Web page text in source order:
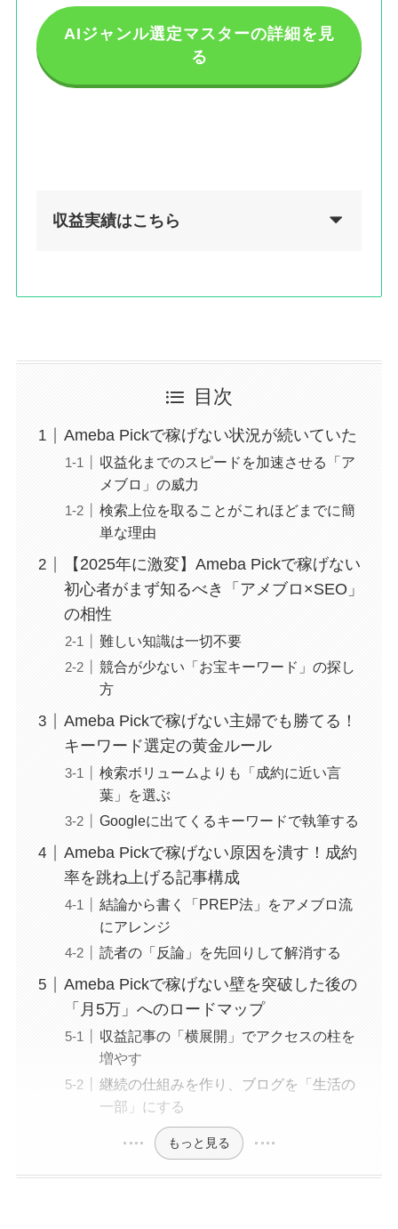
AIジャンル選定マスターの詳細を見
る
収益実績はこちら
目次
Ameba Pickで稼げない状況が続いていた
収益化までのスピードを加速させる「ア
メブロ」の威力
検索上位を取ることがこれほどまでに簡
単な理由
【2025年に激変】Ameba Pickで稼げない
初心者がまず知るべき「アメブロ×SEO」
の相性
難しい知識は一切不要
競合が少ない「お宝キーワード」の探し
方
Ameba Pickで稼げない主婦でも勝てる！
キーワード選定の黄金ルール
検索ボリュームよりも「成約に近い言
葉」を選ぶ
Googleに出てくるキーワードで執筆する
Ameba Pickで稼げない原因を潰す！成約
率を跳ね上げる記事構成
結論から書く「PREP法」をアメブロ流
にアレンジ
読者の「反論」を先回りして解消する
Ameba Pickで稼げない壁を突破した後の
「月5万」へのロードマップ
収益記事の「横展開」でアクセスの柱を
増やす
継続の仕組みを作り、ブログを「生活の
一部」にする
もっと見る